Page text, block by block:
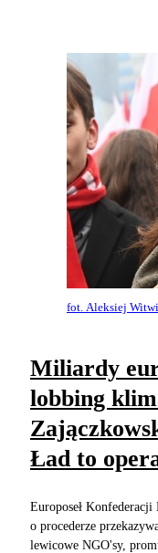
fot. Aleksiej
Miliardy
lobbing
Ład to
Europoseł
o procederze
lewicowe NGO'sy,